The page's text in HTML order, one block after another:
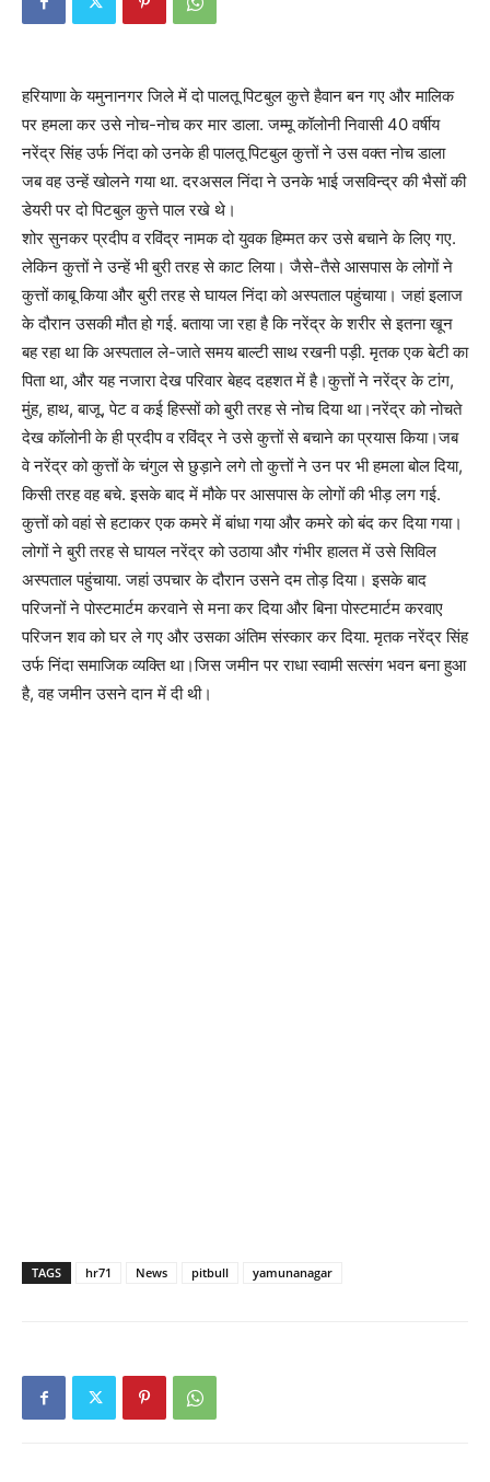
हरियाणा के यमुनानगर जिले में दो पालतू पिटबुल कुत्ते हैवान बन गए और मालिक
पर हमला कर उसे नोच-नोच कर मार डाला. जम्मू कॉलोनी निवासी 40 वर्षीय
नरेंद्र सिंह उर्फ निंदा को उनके ही पालतू पिटबुल कुत्तों ने उस वक्त नोच डाला
जब वह उन्हें खोलने गया था. दरअसल निंदा ने उनके भाई जसविन्द्र की भैसों की
डेयरी पर दो पिटबुल कुत्ते पाल रखे थे।
शोर सुनकर प्रदीप व रविंद्र नामक दो युवक हिम्मत कर उसे बचाने के लिए गए.
लेकिन कुत्तों ने उन्हें भी बुरी तरह से काट लिया। जैसे-तैसे आसपास के लोगों ने
कुत्तों काबू किया और बुरी तरह से घायल निंदा को अस्पताल पहुंचाया। जहां इलाज
के दौरान उसकी मौत हो गई. बताया जा रहा है कि नरेंद्र के शरीर से इतना खून
बह रहा था कि अस्पताल ले-जाते समय बाल्टी साथ रखनी पड़ी. मृतक एक बेटी का
पिता था, और यह नजारा देख परिवार बेहद दहशत में है।कुत्तों ने नरेंद्र के टांग,
मुंह, हाथ, बाजू, पेट व कई हिस्सों को बुरी तरह से नोच दिया था।नरेंद्र को नोचते
देख कॉलोनी के ही प्रदीप व रविंद्र ने उसे कुत्तों से बचाने का प्रयास किया।जब
वे नरेंद्र को कुत्तों के चंगुल से छुड़ाने लगे तो कुत्तों ने उन पर भी हमला बोल दिया,
किसी तरह वह बचे. इसके बाद में मौके पर आसपास के लोगों की भीड़ लग गई.
कुत्तों को वहां से हटाकर एक कमरे में बांधा गया और कमरे को बंद कर दिया गया।
लोगों ने बुरी तरह से घायल नरेंद्र को उठाया और गंभीर हालत में उसे सिविल
अस्पताल पहुंचाया. जहां उपचार के दौरान उसने दम तोड़ दिया। इसके बाद
परिजनों ने पोस्टमार्टम करवाने से मना कर दिया और बिना पोस्टमार्टम करवाए
परिजन शव को घर ले गए और उसका अंतिम संस्कार कर दिया. मृतक नरेंद्र सिंह
उर्फ निंदा समाजिक व्यक्ति था।जिस जमीन पर राधा स्वामी सत्संग भवन बना हुआ
है, वह जमीन उसने दान में दी थी।
TAGS hr71 News pitbull yamunanagar